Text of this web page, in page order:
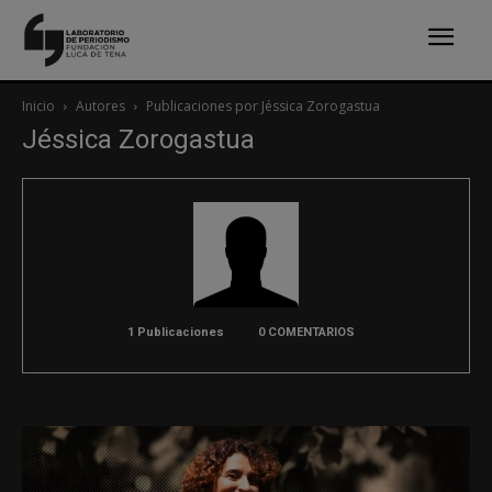
Inicio Autores Publicaciones por Jéssica Zorogastua
Jéssica Zorogastua
1 Publicaciones 0 COMENTARIOS